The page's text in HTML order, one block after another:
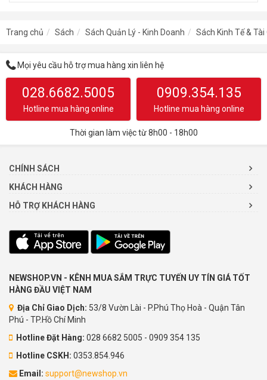
Trang chủ Sách Sách Quản Lý - Kinh Doanh Sách Kinh Tế & Tài
Mọi yêu cầu hỗ trợ mua hàng xin liên hệ
028.6682.5005
Hotline mua hàng online
0909.354.135
Hotline mua hàng online
Thời gian làm việc từ 8h00 - 18h00
CHÍNH SÁCH
KHÁCH HÀNG
HỖ TRỢ KHÁCH HÀNG
NEWSHOP.VN - KÊNH MUA SẮM TRỰC TUYẾN UY TÍN GIÁ TỐT
HÀNG ĐẦU VIỆT NAM
Địa Chỉ Giao Dịch: 53/8 Vườn Lài - P.Phú Thọ Hoà - Quận Tân
Phú - TP.Hồ Chí Minh
Hotline Đặt Hàng: 028 6682 5005 - 0909 354 135
Hotline CSKH: 0353.854.946
Email: support@newshop.vn